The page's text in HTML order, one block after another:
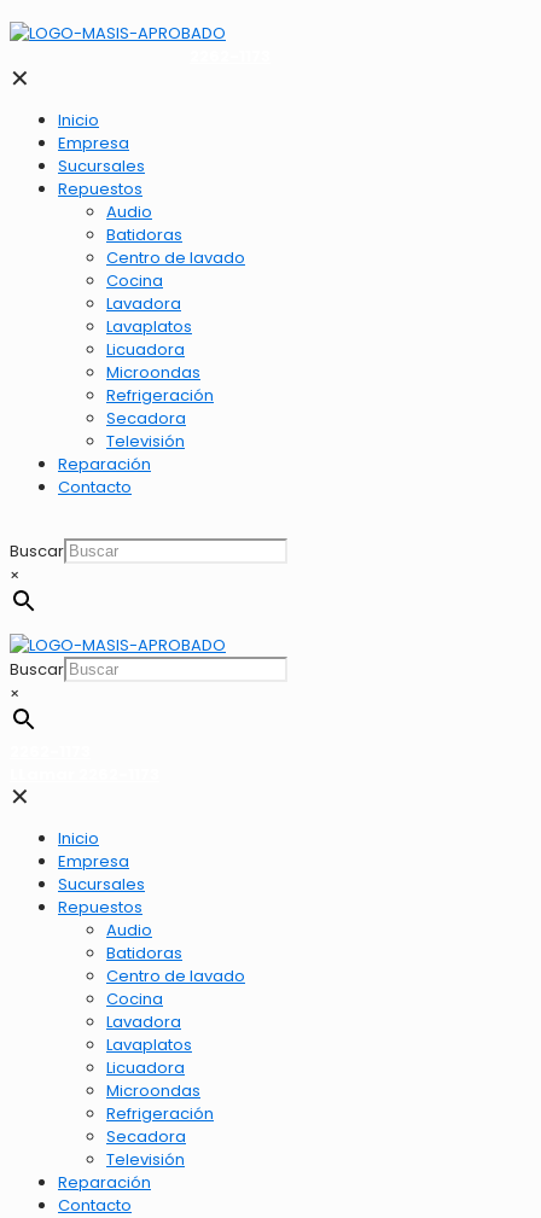
✕
Inicio
Empresa
Sucursales
Repuestos
Audio
Batidoras
Centro de lavado
Cocina
Lavadora
Lavaplatos
Licuadora
Microondas
Refrigeración
Secadora
Televisión
Reparación
Contacto
Buscar
×
Buscar
×
✕
Inicio
Empresa
Sucursales
Repuestos
Audio
Batidoras
Centro de lavado
Cocina
Lavadora
Lavaplatos
Licuadora
Microondas
Refrigeración
Secadora
Televisión
Reparación
Contacto